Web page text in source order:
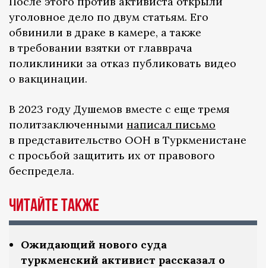
уголовное дело по двум статьям. Его
обвинили в драке в камере, а также
в требовании взятки от главврача
поликлиники за отказ публиковать видео
о вакцинации.
В 2023 году Душемов вместе с еще тремя
политзаключенными написал письмо
в представительство ООН в Туркменистане
с просьбой защитить их от правового
беспредела.
Читайте также
Ожидающий нового суда
туркменский активист рассказал о